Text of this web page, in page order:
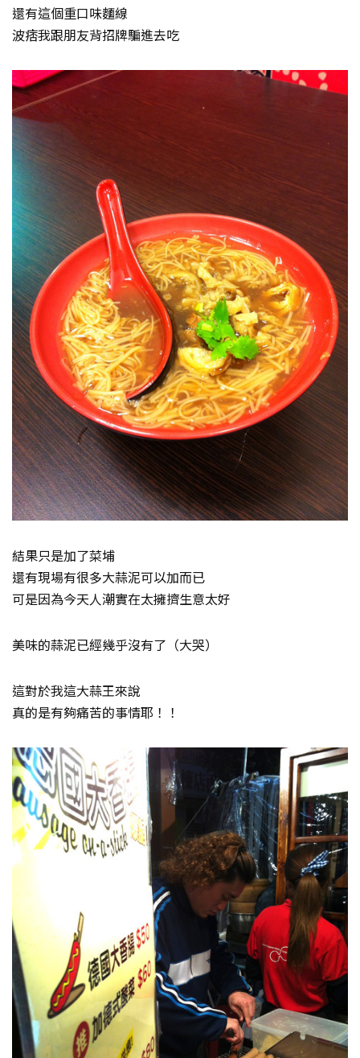
還有這個重口味麵線
波痞我跟朋友背招牌騙進去吃
結果只是加了菜埔
還有現場有很多大蒜泥可以加而已
可是因為今天人潮實在太擁擠生意太好
美味的蒜泥已經幾乎沒有了（大哭）
這對於我這大蒜王來說
真的是有夠痛苦的事情耶！！